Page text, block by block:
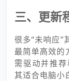
三、更新
很多“未响应”
最简单高效的
需驱动并推
其适合电脑小